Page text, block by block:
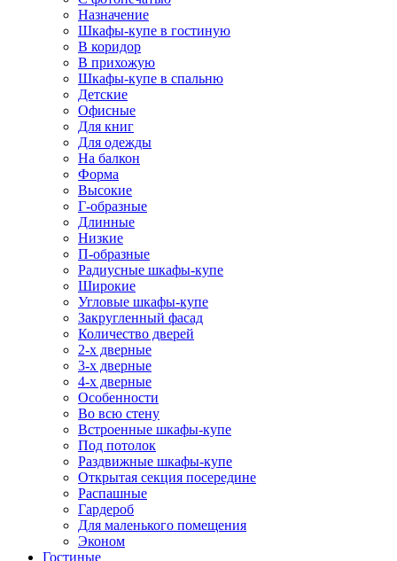
Назначение
Шкафы-купе в гостиную
В коридор
В прихожую
Шкафы-купе в спальню
Детские
Офисные
Для книг
Для одежды
На балкон
Форма
Высокие
Г-образные
Длинные
Низкие
П-образные
Радиусные шкафы-купе
Широкие
Угловые шкафы-купе
Закругленный фасад
Количество дверей
2-х дверные
3-х дверные
4-х дверные
Особенности
Во всю стену
Встроенные шкафы-купе
Под потолок
Раздвижные шкафы-купе
Открытая секция посередине
Распашные
Гардероб
Для маленького помещения
Эконом
Гостиные